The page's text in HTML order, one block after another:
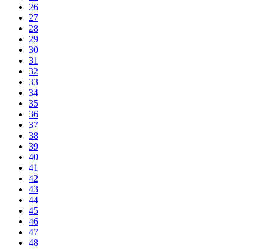
26
27
28
29
30
31
32
33
34
35
36
37
38
39
40
41
42
43
44
45
46
47
48